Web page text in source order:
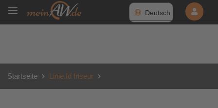
Deutsch
Startseite Linie.fd friseur